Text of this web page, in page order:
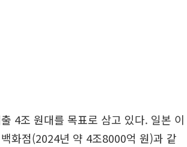
4조 원대를 목표로 삼고 있다. 일본 이
화점(2024년 약 4조8000억 원)과 같